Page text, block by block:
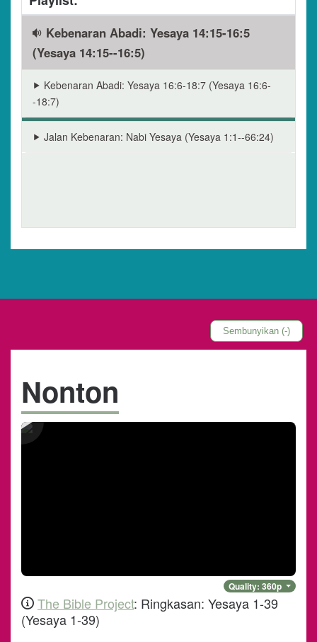
kerja orang upahan, kemuliaan Moab akan terhina
Penduduknya yang tersisa akan sangat sedikit dan
tidak berdaya.”
Kebenaran Abadi: Yesaya 14:15-16:5
(Yesaya 14:15--16:5)
Kebenaran Abadi: Yesaya 16:6-18:7 (Yesaya 16:6-
-18:7)
Jalan Kebenaran: Nabi Yesaya (Yesaya 1:1--66:24)
Sembunyikan (-)
Nonton
Quality: 360p
The Bible Project: Ringkasan: Yesaya 1-39
(Yesaya 1-39)